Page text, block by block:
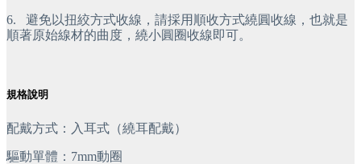
6.
避免以扭絞方式收線，請採用順收方式繞圓收線，也就是
順著原始線材的曲度，繞小圓圈收線即可。
規格說明
配戴方式：入耳式（繞耳配戴）
驅動單體：7mm動圈